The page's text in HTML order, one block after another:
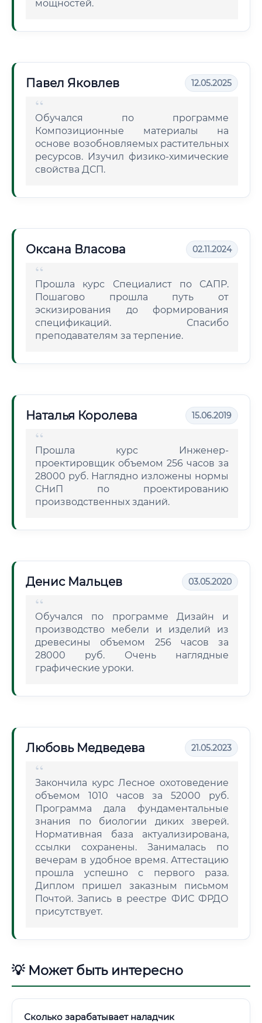
мощностей.
Павел Яковлев 12.05.2025
Обучался по программе
Композиционные материалы на
основе возобновляемых растительных
ресурсов. Изучил физико-химические
свойства ДСП.
Оксана Власова 02.11.2024
Прошла курс Специалист по САПР.
Пошагово прошла путь от
эскизирования до формирования
спецификаций. Спасибо
преподавателям за терпение.
Наталья Королева 15.06.2019
Прошла курс Инженер-
проектировщик объемом 256 часов за
28000 руб. Наглядно изложены нормы
СНиП по проектированию
производственных зданий.
Денис Мальцев 03.05.2020
Обучался по программе Дизайн и
производство мебели и изделий из
древесины объемом 256 часов за
28000 руб. Очень наглядные
графические уроки.
Любовь Медведева 21.05.2023
Закончила курс Лесное охотоведение
объемом 1010 часов за 52000 руб.
Программа дала фундаментальные
знания по биологии диких зверей.
Нормативная база актуализирована,
ссылки сохранены. Занималась по
вечерам в удобное время. Аттестацию
прошла успешно с первого раза.
Диплом пришел заказным письмом
Почтой. Запись в реестре ФИС ФРДО
присутствует.
💡 Может быть интересно
Сколько зарабатывает наладчик